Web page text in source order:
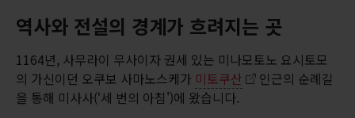
역사와 전설의 경계가 흐려지는 곳
1164년, 사무라이 무사이자 권세 있는 미나모토노 요시토모
의 가신이던 오쿠보 사마노스케가 미토쿠산
인근의 순례길
을 통해 미사사(‘세 번의 아침')에 왔습니다.